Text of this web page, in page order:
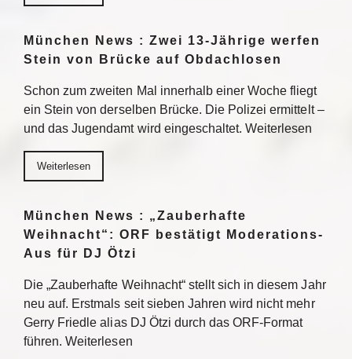
München News : Zwei 13-Jährige werfen
Stein von Brücke auf Obdachlosen
Schon zum zweiten Mal innerhalb einer Woche fliegt
ein Stein von derselben Brücke. Die Polizei ermittelt –
und das Jugendamt wird eingeschaltet. Weiterlesen
Weiterlesen
München News : „Zauberhafte
Weihnacht“: ORF bestätigt Moderations-
Aus für DJ Ötzi
Die „Zauberhafte Weihnacht“ stellt sich in diesem Jahr
neu auf. Erstmals seit sieben Jahren wird nicht mehr
Gerry Friedle alias DJ Ötzi durch das ORF-Format
führen. Weiterlesen